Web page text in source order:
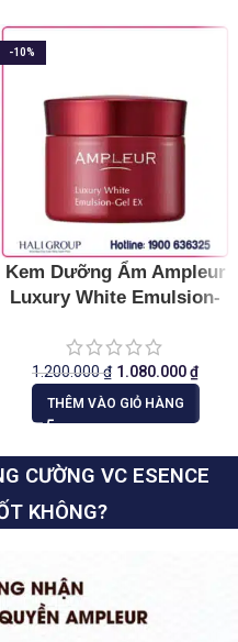
-10%
Kem Dưỡng Ẩm Ampleur
Luxury White Emulsion-
1.200.000₫ 1.080.000₫
THÊM VÀO GIỎ HÀNG
CƯỜNG VC ESENCE
KHÔNG?